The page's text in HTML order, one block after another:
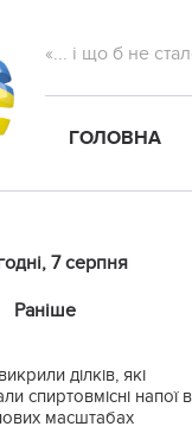
«... і що б не
ГОЛОВНА
7 серпня
Раніше
ділків, які
спиртовмісні напої в
масштабах